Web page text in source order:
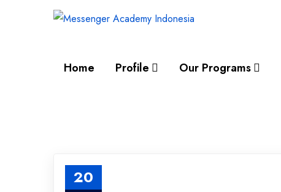
Home Profile Our Programs
20